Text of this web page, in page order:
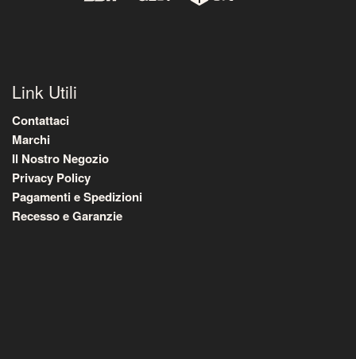
Link Utili
Contattaci
Marchi
Il Nostro Negozio
Privacy Policy
Pagamenti e Spedizioni
Recesso e Garanzie